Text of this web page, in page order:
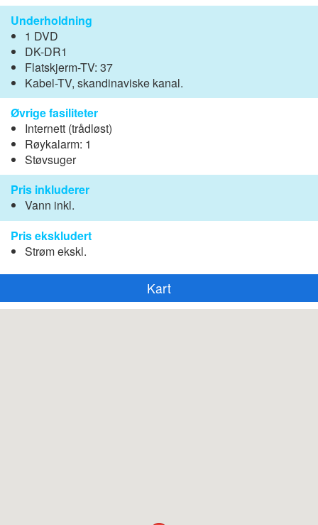
Underholdning
1 DVD
DK-DR1
Flatskjerm-TV: 37
Kabel-TV, skandinaviske kanal.
Øvrige fasiliteter
Internett (trådløst)
Røykalarm: 1
Støvsuger
Pris inkluderer
Vann inkl.
Pris ekskludert
Strøm ekskl.
Kart